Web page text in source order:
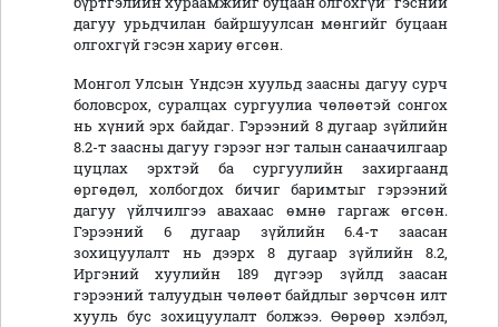
дагуу урьдчилан байршуулсан мөнгийг буцаан
олгохгүй гэсэн хариу өгсөн.
Монгол Улсын Үндсэн хуульд заасны дагуу сурч
боловсрох, суралцах сургуулиа чөлөөтэй сонгох
нь хүний эрх байдаг. Гэрээний 8 дугаар зүйлийн
8.2-т заасны дагуу гэрээг нэг талын санаачилгаар
цуцлах эрхтэй ба сургуулийн захиргаанд
өргөдөл, холбогдох бичиг баримтыг гэрээний
дагуу үйлчилгээ авахаас өмнө гаргаж өгсөн.
Гэрээний 6 дугаар зүйлийн 6.4-т заасан
зохицуулалт нь дээрх 8 дугаар зүйлийн 8.2,
Иргэний хуулийн 189 дүгээр зүйлд заасан
гэрээний талуудын чөлөөт байдлыг зөрчсөн илт
хууль бус зохицуулалт болжээ. Өөрөөр хэлбэл,